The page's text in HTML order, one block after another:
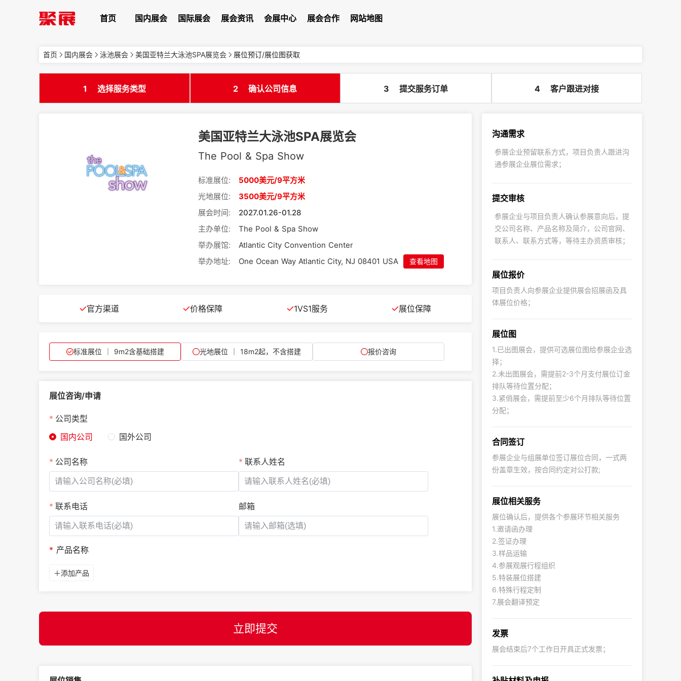
首页 国内展会 国际展会 展会资讯 会展中心 展会合作 网站地图
首页 国内展会 泳池展会 美国亚特兰大泳池SPA展览会 展位预订/展位图获取
1 选择服务类型 2 确认公司信息 3 提交服务订单 4 客户跟进对接
美国亚特兰大泳池SPA展览会
The Pool & Spa Show
标准展位:
5000美元/9平方米
光地展位:
3500美元/9平方米
展会时间:
2027.01.26-01.28
主办单位:
The Pool & Spa Show
举办展馆:
Atlantic City Convention Center
举办地址:
One Ocean Way Atlantic City, NJ 08401 USA 查看地图
官方渠道 价格保障 1VS1服务 展位保障
标准展位 ｜ 9m2含基础搭建 光地展位 ｜ 18m2起，不含搭建 报价咨询
展位咨询/申请
公司类型
国内公司
国外公司
公司名称 联系人姓名
联系电话 邮箱
* 产品名称
＋添加产品
立即提交
沟通需求
参展企业预留联系方式，项目负责人跟进沟
通参展企业展位需求；
提交审核
参展企业与项目负责人确认参展意向后，提
交公司名称、产品名称及简介，公司官网、
联系人、联系方式等，等待主办资质审核；
展位报价
项目负责人向参展企业提供展会招展函及具
体展位价格；
展位图
1.已出图展会，提供可选展位图给参展企业选
择；
2.未出图展会，需提前2-3个月支付展位订金
排队等待位置分配；
3.紧俏展会，需提前至少6个月排队等待位置
分配；
合同签订
参展企业与组展单位签订展位合同，一式两
份盖章生效，按合同约定对公打款;
展位相关服务
展位确认后，提供各个参展环节相关服务
1.邀请函办理
2.签证办理
3.样品运输
4.参展观展行程组织
5.特装展位搭建
6.特殊行程定制
7.展会翻译预定
发票
展会结束后7个工作日开具正式发票；